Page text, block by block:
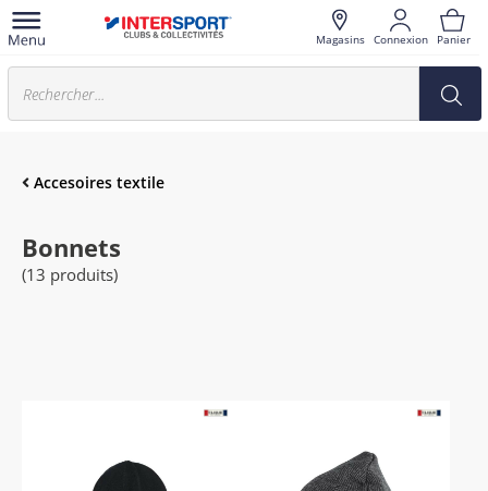
Magasins Connexion Panier
Accesoires textile
Bonnets
(13 produits)